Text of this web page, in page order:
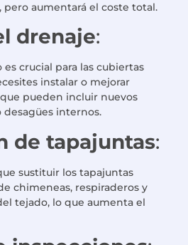
aumentará el coste total.
drenaje:
crucial para las cubiertas
instalar o mejorar
pueden incluir nuevos
desagües internos.
de tapajuntas:
sustituir los tapajuntas
chimeneas, respiraderos y
tejado, lo que aumenta el